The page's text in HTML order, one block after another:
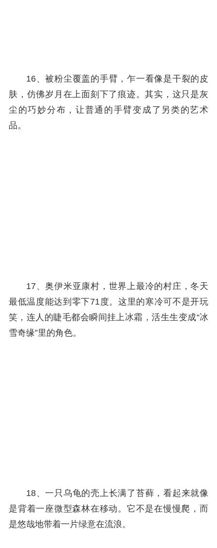
16、被粉尘覆盖的手臂，乍一看像是干裂的皮
肤，仿佛岁月在上面刻下了痕迹。其实，这只是灰
尘的巧妙分布，让普通的手臂变成了另类的艺术
品。
17、奥伊米亚康村，世界上最冷的村庄，冬天
最低温度能达到零下71度。这里的寒冷可不是开玩
笑，连人的睫毛都会瞬间挂上冰霜，活生生变成“冰
雪奇缘”里的角色。
18、一只乌龟的壳上长满了苔藓，看起来就像
是背着一座微型森林在移动。它不是在慢慢爬，而
是悠哉地带着一片绿意在流浪。